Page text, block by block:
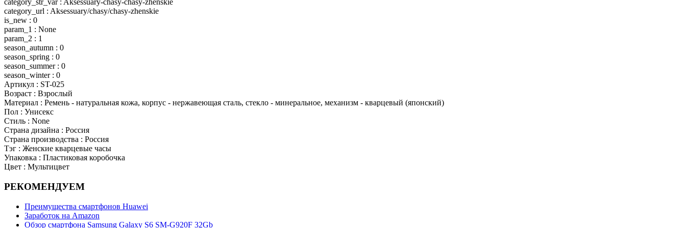
category_str_var : Aksessuary-chasy-chasy-zhenskie
category_url : Aksessuary/chasy/chasy-zhenskie
is_new : 0
param_1 : None
param_2 : 1
season_autumn : 0
season_spring : 0
season_summer : 0
season_winter : 0
Артикул : ST-025
Возраст : Взрослый
Материал : Ремень - натуральная кожа, корпус - нержавеющая сталь, стекло - минеральное, механизм - кварцевый (японский)
Пол : Унисекс
Стиль : None
Страна дизайна : Россия
Страна производства : Россия
Тэг : Женские кварцевые часы
Упаковка : Пластиковая коробочка
Цвет : Мультицвет
РЕКОМЕНДУЕМ
Преимущества смартфонов Huawei
Заработок на Amazon
Обзор смартфона Samsung Galaxy S6 SM-G920F 32Gb